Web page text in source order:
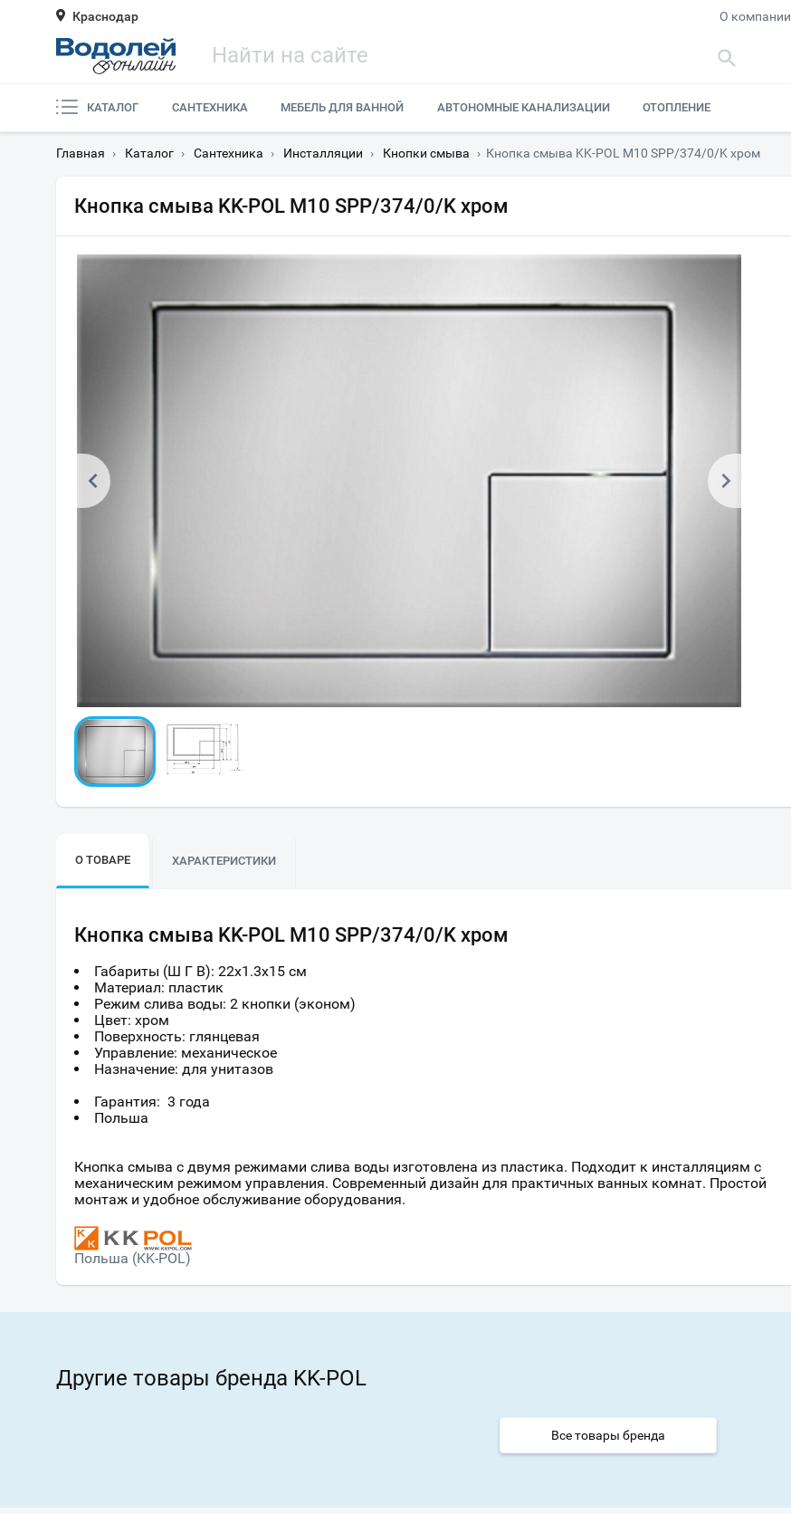
Краснодар О компании
КАТАЛОГ САНТЕХНИКА МЕБЕЛЬ ДЛЯ ВАННОЙ АВТОНОМНЫЕ КАНАЛИЗАЦИИ ОТОПЛЕНИЕ
Главная › Каталог › Сантехника › Инсталляции › Кнопки смыва › Кнопка смыва KK-POL M10 SPP/374/0/K хром
Кнопка смыва KK-POL M10 SPP/374/0/K хром
О ТОВАРЕ ХАРАКТЕРИСТИКИ
Кнопка смыва KK-POL M10 SPP/374/0/K хром
Габариты (Ш Г В): 22x1.3x15 см
Материал: пластик
Режим слива воды: 2 кнопки (эконом)
Цвет: хром
Поверхность: глянцевая
Управление: механическое
Назначение: для унитазов
Гарантия: 3 года
Польша
Кнопка смыва с двумя режимами слива воды изготовлена из пластика. Подходит к инсталляциям с
механическим режимом управления. Современный дизайн для практичных ванных комнат. Простой
монтаж и удобное обслуживание оборудования.
Польша (KK-POL)
Другие товары бренда KK-POL
Все товары бренда